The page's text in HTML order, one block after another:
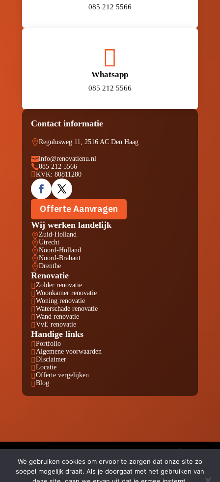
085 212 5566

Whatsapp
085 212 5566
Contact informatie
Regulusweg 11, 2516 AC Den Haag
info@renovatienu.nl
085 212 5566
 KVK: 80811280
Offerte Aanvragen
Wij werken landelijk
 Zuid-Holland
Utrecht
Noord-Holland
Noord-Brabant
Drenthe
Renovatie
 Zolder renovatie
 Woonkamer renovatie
 Woning renovatie
 Waterschade renovatie
 Wand renovatie
 VvE renovatie
Handige links
 Portfolio
 Algemene voorwaarden
 DIsclaimer
 Locatie
 Offerte vergelijken
 Blog
© Copyright Renovatie Nu KVK 80811280 |Website laten
maken door Flexamedia
Privacyverklaring|Disclaimer|Algemene Voorwaarden
We gebruiken cookies om ervoor te zorgen dat onze site zo
soepel mogelijk draait. Als je doorgaat met het gebruiken van